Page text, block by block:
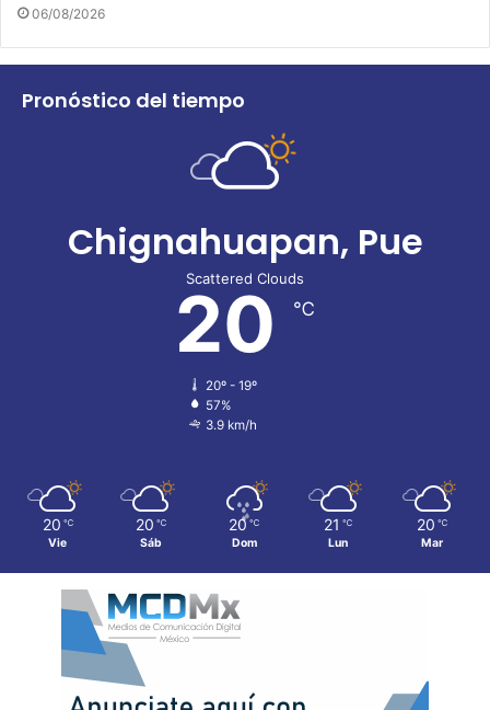
06/08/2026
Pronóstico del tiempo
Chignahuapan, Pue
Scattered Clouds
20 ℃
20º - 19º
57%
3.9 km/h
20 ℃
Vie
20 ℃
Sáb
20 ℃
Dom
21 ℃
Lun
20 ℃
Mar